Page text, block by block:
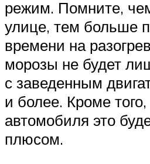
режим. Помните,
улице, тем больше
времени на
морозы не будет
с заведенным
и более. Кроме
автомобиля это
плюсом.